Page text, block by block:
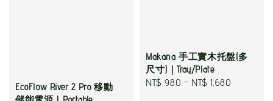
EcoFlow River 2 Pro 移動
Makana 手工實木托盤(多
尺寸)｜Tray/Plate
Regular
NT$ 980 - NT$ 1,680